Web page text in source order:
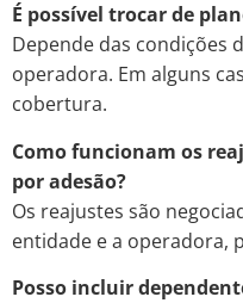
É possível trocar de
Depende das condições
operadora. Em alguns
cobertura.
Como funcionam os
por adesão?
Os reajustes são
entidade e a operadora,
Posso incluir